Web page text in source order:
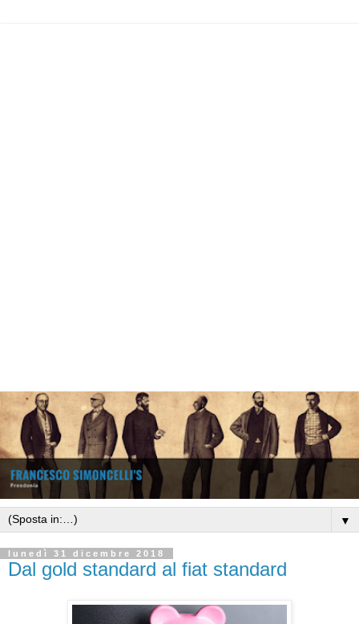
▼
lunedì 31 dicembre 2018
Dal gold standard al fiat standard